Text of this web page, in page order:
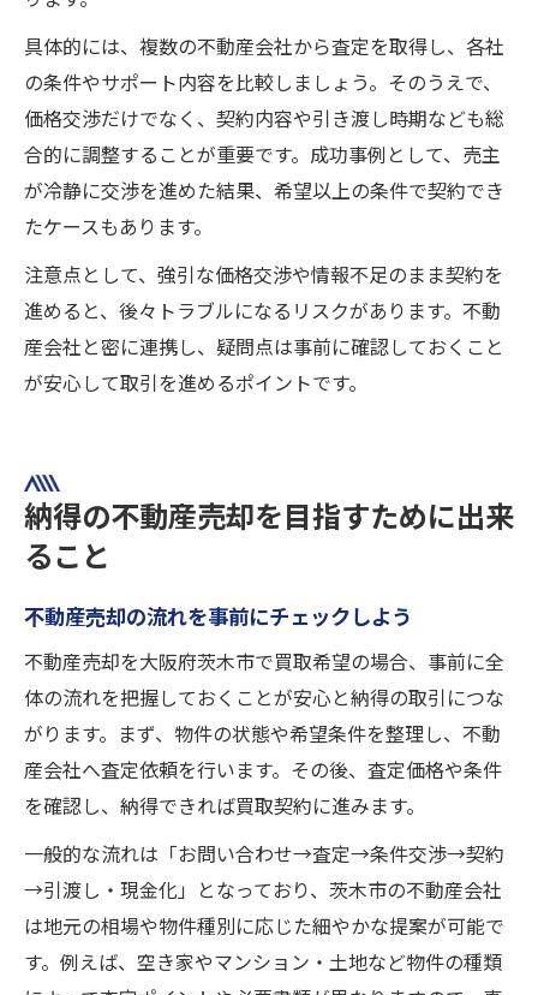
具体的には、複数の不動産会社から査定を取得し、各社
の条件やサポート内容を比較しましょう。そのうえで、
価格交渉だけでなく、契約内容や引き渡し時期なども総
合的に調整することが重要です。成功事例として、売主
が冷静に交渉を進めた結果、希望以上の条件で契約でき
たケースもあります。
注意点として、強引な価格交渉や情報不足のまま契約を
進めると、後々トラブルになるリスクがあります。不動
産会社と密に連携し、疑問点は事前に確認しておくこと
が安心して取引を進めるポイントです。
納得の不動産売却を目指すために出来
ること
不動産売却の流れを事前にチェックしよう
不動産売却を大阪府茨木市で買取希望の場合、事前に全
体の流れを把握しておくことが安心と納得の取引につな
がります。まず、物件の状態や希望条件を整理し、不動
産会社へ査定依頼を行います。その後、査定価格や条件
を確認し、納得できれば買取契約に進みます。
一般的な流れは「お問い合わせ→査定→条件交渉→契約
→引渡し・現金化」となっており、茨木市の不動産会社
は地元の相場や物件種別に応じた細やかな提案が可能で
す。例えば、空き家やマンション・土地など物件の種類